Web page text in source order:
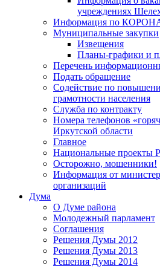
учреждениях
Информация по
Муниципальные закупки
Извещения
Планы-графики и
Перечень
Подать обращение
Содействие по
грамотности населения
Служба по контракту
Номера телефонов
Иркутской области
Главное
Национальные проекты
Осторожно, мошенники!
Информация от
организаций
Дума
О Думе района
Молодежный парламент
Соглашения
Решения Думы 2012
Решения Думы 2013
Решения Думы 2014